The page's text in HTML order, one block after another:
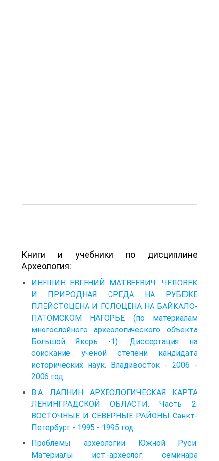
Книги и учебники по дисциплине
Археология:
ИНЕШИН ЕВГЕНИЙ МАТВЕЕВИЧ. ЧЕЛОВЕК
И ПРИРОДНАЯ СРЕДА НА РУБЕЖЕ
ПЛЕЙСТОЦЕНА И ГОЛОЦЕНА НА БАЙКАЛО-
ПАТОМСКОМ НАГОРЬЕ (по материалам
многослойного археологического объекта
Большой Якорь -1). Диссертация на
соискание ученой степени кандидата
исторических наук. Владивосток - 2006 -
2006 год
В.А. ЛАПНИН. АРХЕОЛОГИЧЕСКАЯ КАРТА
ЛЕНИНГРАДСКОЙ ОБЛАСТИ. Часть 2.
ВОСТОЧНЫЕ И СЕВЕРНЫЕ РАЙОНЫ Санкт-
Петербург - 1995 - 1995 год
Проблемы археологии Южной Руси:
Материалы ист.-археолог. семинара